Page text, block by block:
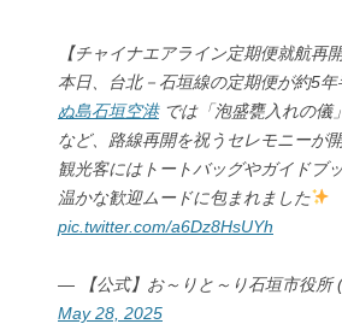
【チャイナエアライン定期便就航再
本日、台北－石垣線の定期便が約5年
ぬ島石垣空港では「泡盛甕入れの儀
など、路線再開を祝うセレモニーが
観光客にはトートバッグやガイドブ
温かな歓迎ムードに包まれました
pic.twitter.com/a6Dz8HsUYh
— 【公式】お～りと～り石垣市役所
May 28, 2025